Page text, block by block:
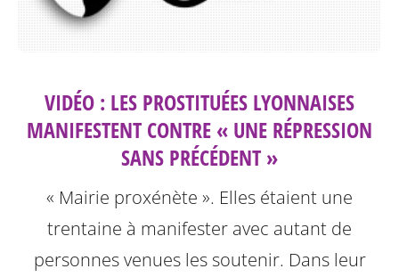
VIDÉO : LES PROSTITUÉES LYONNAISES
MANIFESTENT CONTRE « UNE RÉPRESSION
SANS PRÉCÉDENT »
« Mairie proxénète ». Elles étaient une
trentaine à manifester avec autant de
personnes venues les soutenir. Dans leur